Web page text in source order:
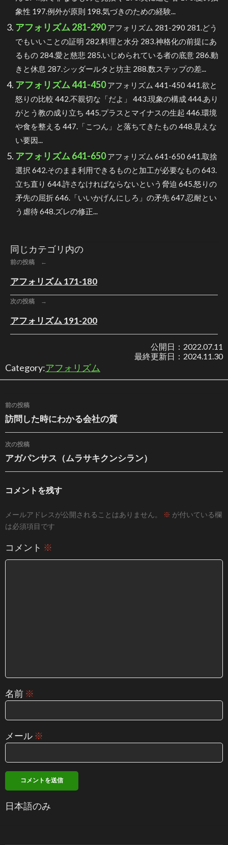
象性 197.例外が原則 198.気づきのための経験...
アフォリズム 281-290 アフォリズム 281-290 281.どう
でもいいことの証明 282.料理と水分 283.神格化の前提にあ
るもの 284.愛と慈悲 285.いじめられている者の底意 286.動
きと休息 287.シッダールタと坊主 288.数ステップの差...
アフォリズム 441-450 アフォリズム 441-450 441.欲と
怒りの比較 442.不親切な「だよ」 443.現象の構成 444.あり
がとう教の成り立ち 445.プラスとマイナスの生起 446.環境
や食を整える 447.「こつん」と落ちてきたもの 448.見えな
い要因...
アフォリズム 641-650 アフォリズム 641-650 641.取捨
選択 642.そのまま利用できるものと加工が必要なもの 643.
立ち直り 644.許さなければならないという脅迫 645.怒りの
矛先の屈折 646.「いいかげんにしろ」の矛先 647.忍耐とい
う虐待 648.ズレの修正...
同じカテゴリ内の
前の投稿 ←
アフォリズム 171-180
次の投稿 →
アフォリズム 191-200
公開日： 2022.07.11
最終更新日： 2024.11.30
Category:アフォリズム
投稿ナビゲーション
前の投稿
訪問した時にわかる会社の質
次の投稿
アガパンサス（ムラサキクンシラン）
コメントを残す
メールアドレスが公開されることはありません。 ※ が付いている欄
は必須項目です
コメント ※
名前 ※
メール ※
日本語のみ